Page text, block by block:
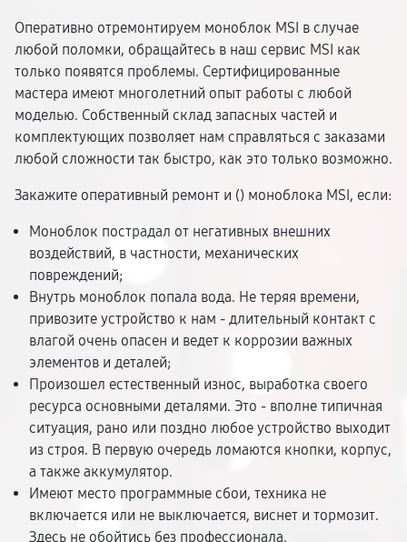
Оперативно отремонтируем моноблок MSI в случае
любой поломки, обращайтесь в наш сервис MSI как
только появятся проблемы. Сертифицированные
мастера имеют многолетний опыт работы с любой
моделью. Собственный склад запасных частей и
комплектующих позволяет нам справляться с заказами
любой сложности так быстро, как это только возможно.
Закажите оперативный ремонт и () моноблока MSI, если:
Моноблок пострадал от негативных внешних
воздействий, в частности, механических
повреждений;
Внутрь моноблок попала вода. Не теряя времени,
привозите устройство к нам - длительный контакт с
влагой очень опасен и ведет к коррозии важных
элементов и деталей;
Произошел естественный износ, выработка своего
ресурса основными деталями. Это - вполне типичная
ситуация, рано или поздно любое устройство выходит
из строя. В первую очередь ломаются кнопки, корпус,
а также аккумулятор.
Имеют место программные сбои, техника не
включается или не выключается, виснет и тормозит.
Здесь не обойтись без профессионала.